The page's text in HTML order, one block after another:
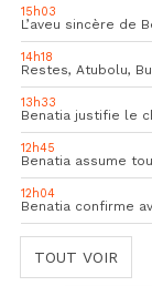
15h03
L’aveu sincère de
14h18
13h33
Benatia justifie le
12h45
Benatia assume
12h04
Benatia confirme
TOUT VOIR